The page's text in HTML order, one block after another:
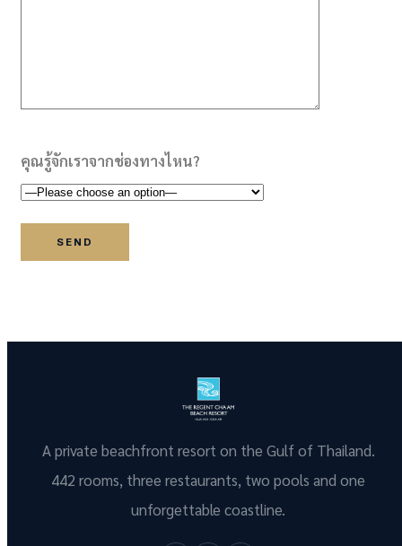
คุณรู้จักเราจากช่องทางไหน?
A private beachfront resort on the Gulf of Thailand.
442 rooms, three restaurants, two pools and one
unforgettable coastline.